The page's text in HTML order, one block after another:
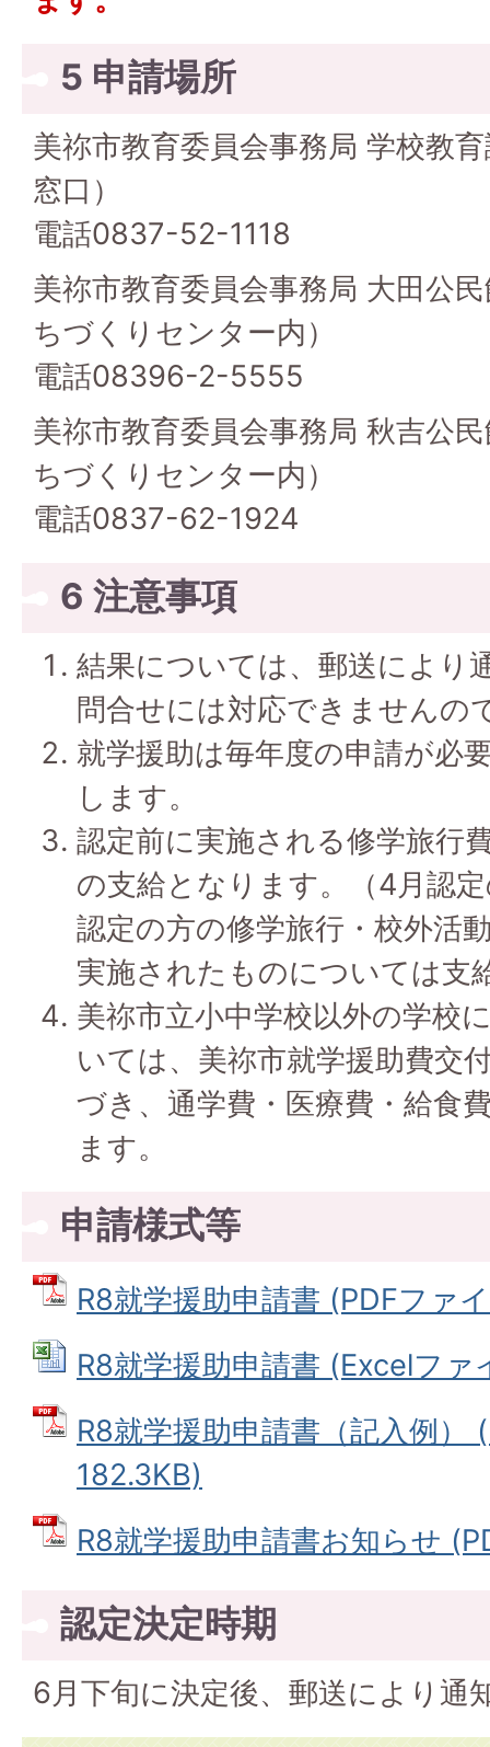
5 申請場所
美祢市教育委員会事務局 学校教
窓口）
電話0837-52-1118
美祢市教育委員会事務局 大田公
ちづくりセンター内）
電話08396-2-5555
美祢市教育委員会事務局 秋吉公
ちづくりセンター内）
電話0837-62-1924
6 注意事項
結果については、郵送により
問合せには対応できませんの
就学援助は毎年度の申請が必
します。
認定前に実施される修学旅行
の支給となります。（4月認
認定の方の修学旅行・校外活
実施されたものについては支
美祢市立小中学校以外の学校
いては、美祢市就学援助費交
づき、通学費・医療費・給食
ます。
申請様式等
R8就学援助申請書 (PDFファ
R8就学援助申請書 (Excelファ
R8就学援助申請書（記入例）
182.3KB)
R8就学援助申請書お知らせ
認定決定時期
6月下旬に決定後、郵送により通